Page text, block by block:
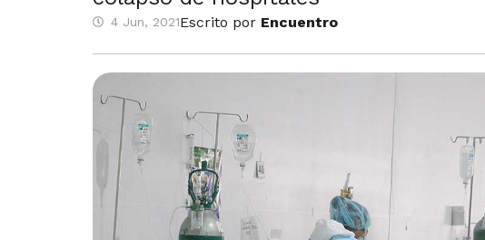
4 Jun, 2021Escrito por Encuentro